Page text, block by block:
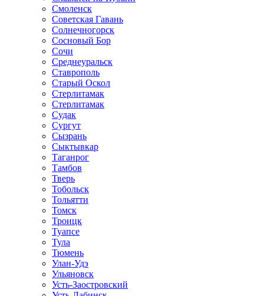
Смоленск
Советская Гавань
Солнечногорск
Сосновый Бор
Сочи
Среднеуральск
Ставрополь
Старый Оскол
Стерлитамак
Стерлитамак
Судак
Сургут
Сызрань
Сыктывкар
Таганрог
Тамбов
Тверь
Тобольск
Тольятти
Томск
Троицк
Туапсе
Тула
Тюмень
Улан-Удэ
Ульяновск
Усть-Заостровский